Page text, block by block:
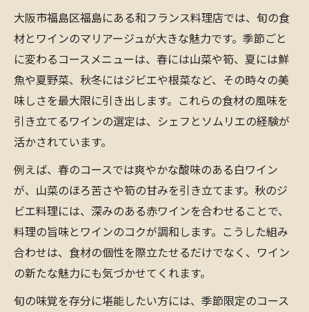
大阪市福島区福島にある和フランス料理店では、旬の食
材とワインのマリアージュが大きな魅力です。季節ごと
に変わるコースメニューは、春には山菜や筍、夏には鮮
魚や夏野菜、秋冬にはジビエや根菜など、その時々の美
味しさを最大限に引き出します。これらの食材の風味を
引き立てるワインの選定は、シェフとソムリエの経験が
活かされています。
例えば、春のコースでは爽やかな酸味のある白ワイン
が、山菜のほろ苦さや筍の甘みを引き立てます。秋のジ
ビエ料理には、深みのある赤ワインを合わせることで、
料理の旨味とワインのコクが調和します。こうした組み
合わせは、食材の個性を際立たせるだけでなく、ワイン
の新たな魅力にも気づかせてくれます。
旬の味覚を存分に堪能したい方には、季節限定のコース